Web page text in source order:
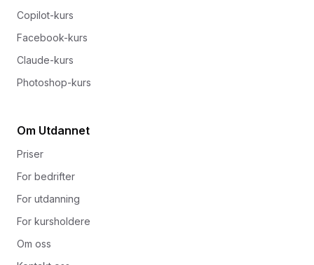
Copilot-kurs
Facebook-kurs
Claude-kurs
Photoshop-kurs
Om Utdannet
Priser
For bedrifter
For utdanning
For kursholdere
Om oss